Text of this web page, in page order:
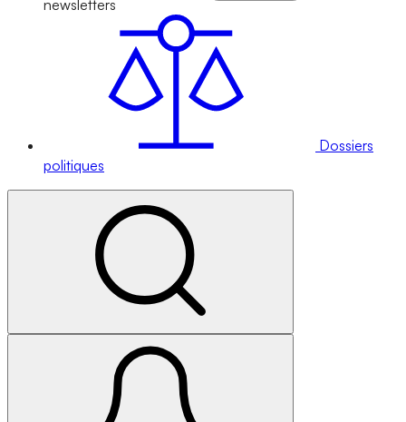
newsletters
Dossiers
politiques